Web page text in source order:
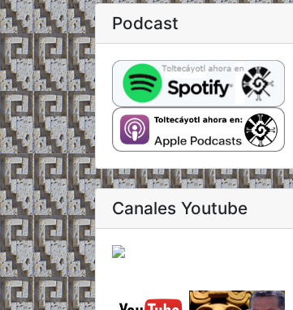
Podcast
Canales Youtube